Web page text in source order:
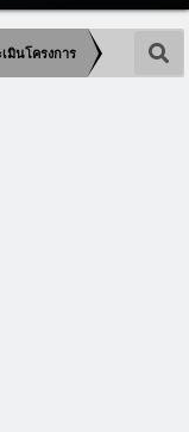
มินโครงการ